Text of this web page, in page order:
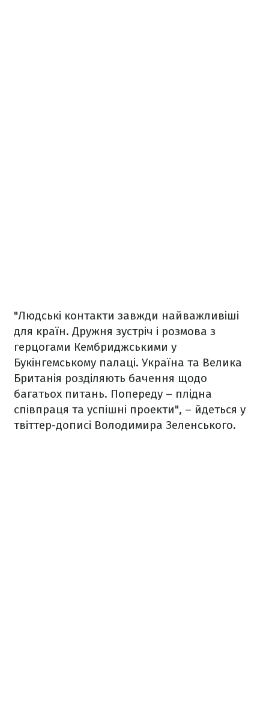
"Людські контакти завжди найважливіші
для країн. Дружня зустріч і розмова з
герцогами Кембриджськими у
Букінгемському палаці. Україна та Велика
Британія розділяють бачення щодо
багатьох питань. Попереду – плідна
співпраця та успішні проекти", – йдеться у
твіттер-дописі Володимира Зеленського.